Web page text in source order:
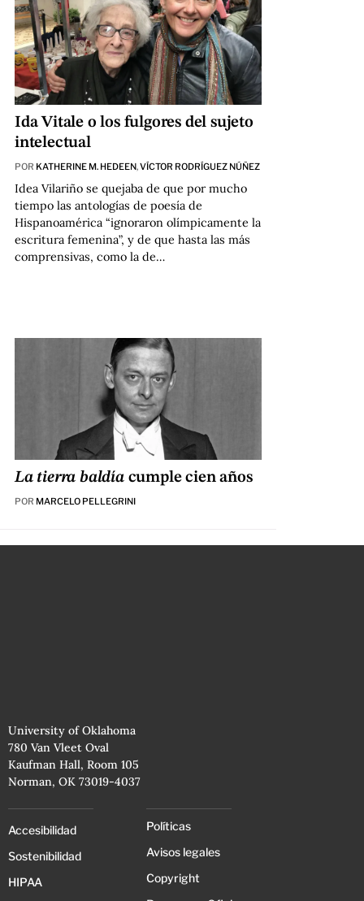
Ida Vitale o los fulgores del sujeto
intelectual
POR KATHERINE M. HEDEEN,VÍCTOR RODRÍGUEZ NÚÑEZ
Idea Vilariño se quejaba de que por mucho
tiempo las antologías de poesía de
Hispanoamérica “ignoraron olímpicamente la
escritura femenina”, y de que hasta las más
comprensivas, como la de…
La tierra baldíacumple cien años
POR MARCELO PELLEGRINI
University of Oklahoma
780 Van Vleet Oval
Kaufman Hall, Room 105
Norman, OK 73019-4037
Accesibilidad
Sostenibilidad
HIPAA
Políticas
Avisos legales
Copyright